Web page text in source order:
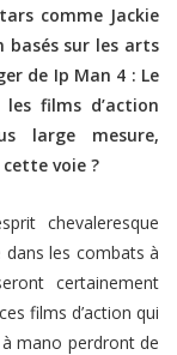
comme Jackie
basés sur les arts
de Ip Man 4 : Le
films d’action
large mesure,
voie ?
chevaleresque
dans les combats à
certainement
films d’action qui
mano perdront de